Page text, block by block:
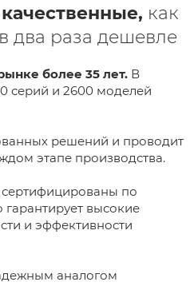
как
два раза дешевле
более 35 лет. В
серий и 2600 моделей
решений и проводит
этапе производства.
по
гарантирует высокие
и эффективности
аналогом